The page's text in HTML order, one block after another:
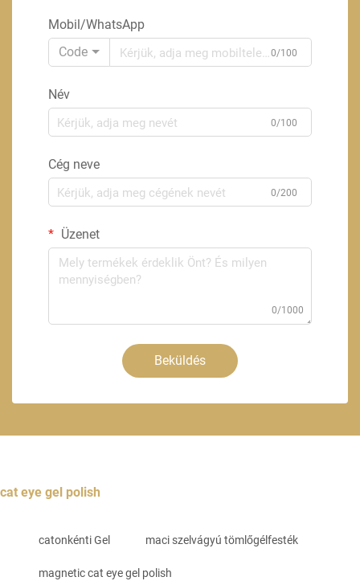
Mobil/WhatsApp
Code
0/100
Név
0/100
Cég neve
0/200
Üzenet
0/1000
Beküldés
cat eye gel polish
catonkénti Gel maci szelvágyú tömlőgélfesték
magnetic cat eye gel polish